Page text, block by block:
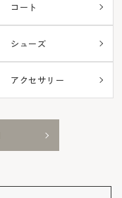
コート
シューズ
アクセサリー